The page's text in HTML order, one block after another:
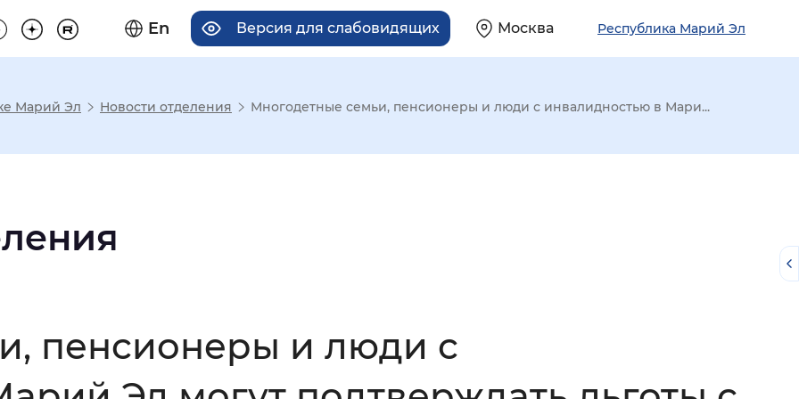
En Версия для слабовидящих Москва Республика Марий Эл
отображения
Увеличенный Большой
Марий Эл Новости отделения Многодетные семьи, пенсионеры и люди с инвалидностью в Мари...
пенсионеры и люди с